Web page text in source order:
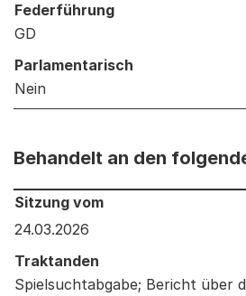
Federführung
GD
Parlamentarisch
Nein
Behandelt an den
Behandelt an den folgenden
Sitzung vom
24.03.2026
Traktanden
Spielsuchtabgabe; Bericht über